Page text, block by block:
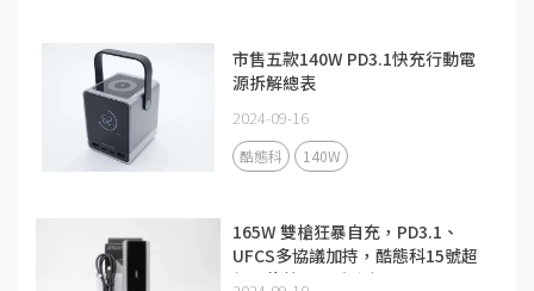
市售五款140W PD3.1快充行動電
源拆解總表
2024-09-16
酷態科 140W
165W 雙槍狂暴自充，PD3.1、
UFCS多協議加持，酷態科15號超
級電能柱Ultra評測